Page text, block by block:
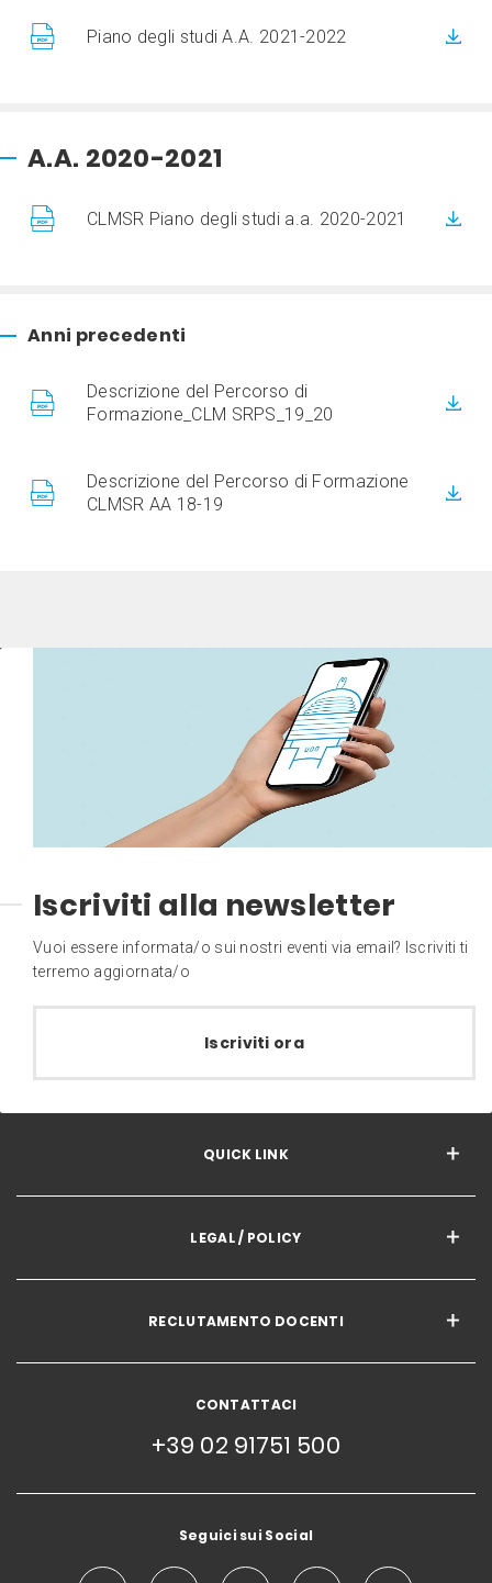
Piano degli studi A.A. 2021-2022
A.A. 2020-2021
CLMSR Piano degli studi a.a. 2020-2021
Anni precedenti
Descrizione del Percorso di
Formazione_CLM SRPS_19_20
Descrizione del Percorso di Formazione
CLMSR AA 18-19
Iscriviti alla newsletter
Vuoi essere informata/o sui nostri eventi via email? Iscriviti ti
terremo aggiornata/o
Iscriviti ora
QUICK LINK
LEGAL / POLICY
RECLUTAMENTO DOCENTI
CONTATTACI
+39 02 91751 500
Seguici sui Social